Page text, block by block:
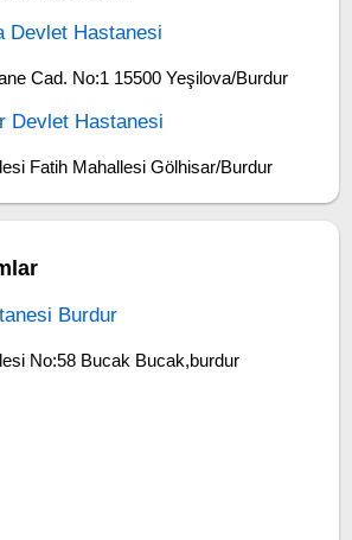
Devlet Hastanesi
Cad. No:1 15500 Yeşilova/Burdur
Devlet Hastanesi
Fatih Mahallesi Gölhisar/Burdur
Burdur
No:58 Bucak Bucak,burdur